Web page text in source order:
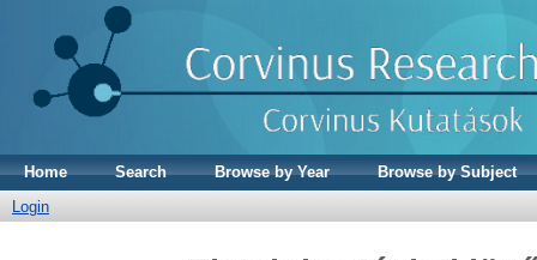
Home Search Browse by Year
Browse by Subject
Login